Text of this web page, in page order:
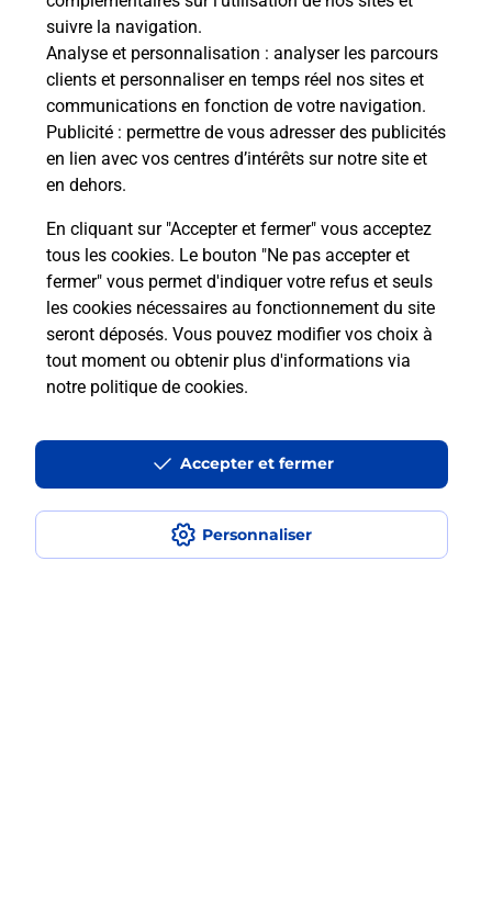
suivre la navigation.
Analyse et personnalisation : analyser les parcours
clients et personnaliser en temps réel nos sites et
communications en fonction de votre navigation.
Publicité : permettre de vous adresser des publicités
en lien avec vos centres d’intérêts sur notre site et
en dehors.
En cliquant sur "Accepter et fermer" vous acceptez
tous les cookies. Le bouton "Ne pas accepter et
fermer" vous permet d'indiquer votre refus et seuls
les cookies nécessaires au fonctionnement du site
seront déposés. Vous pouvez modifier vos choix à
tout moment ou obtenir plus d'informations via
notre politique de cookies.
Personnaliser
Accepter et fermer
Quel réseau utilise La Poste Mobile ?
Est-ce que je peux garder mon
numéro de mobile gratuitement ?
Est-ce que je peux bénéficier de la 5G
avec La Poste Mobile ?
Est-ce que je peux utiliser mon forfait
à l’étranger avec La Poste Mobile ?
Est-ce que je peux payer mon iPhone
?
Est-ce que je peux assurer mon